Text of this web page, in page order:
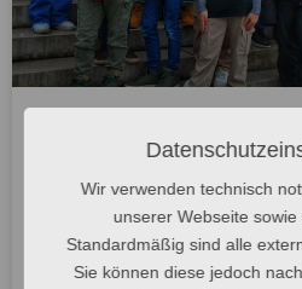
Die Welt ist MINT!
MINT-Förderung am St.-Willibrord
können Beispiele für MINT-
finden sich überall. So nutzen wir
Wir verwenden technisch
unserer Webseite sowie
Standardmäßig sind alle
Sie können diese jedoch